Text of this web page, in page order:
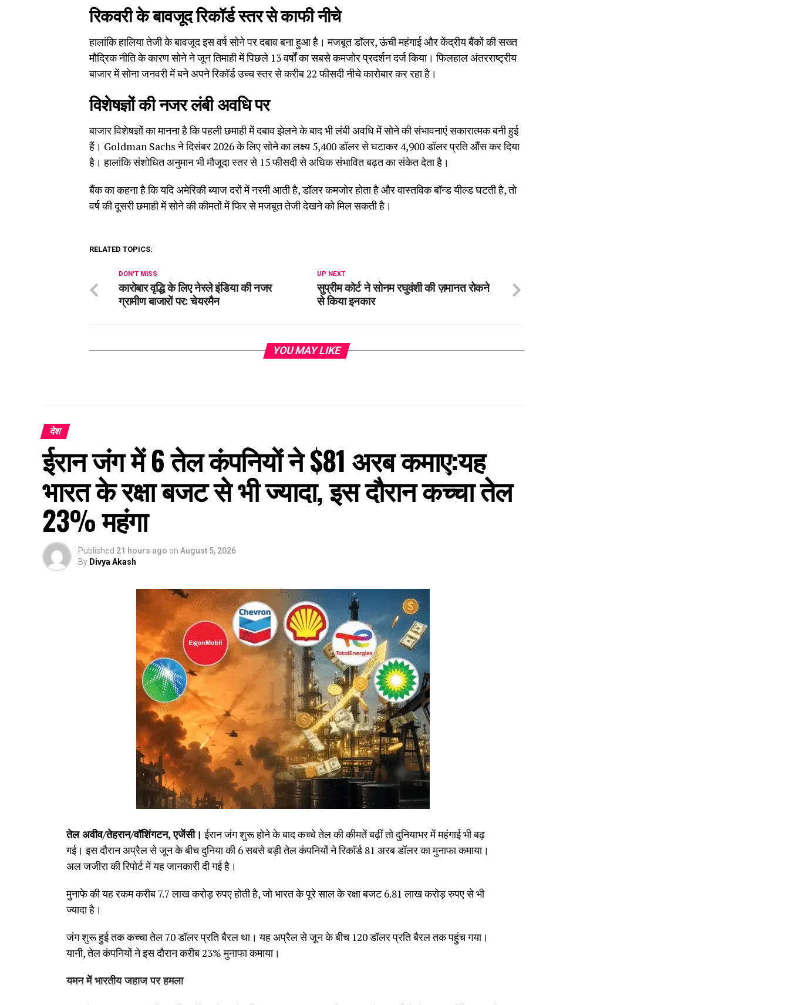
रिकवरी के बावजूद रिकॉर्ड स्तर से काफी नीचे
हालांकि हालिया तेजी के बावजूद इस वर्ष सोने पर दबाव बना हुआ है। मजबूत डॉलर, ऊंची महंगाई और केंद्रीय बैंकों की सख्त
मौद्रिक नीति के कारण सोने ने जून तिमाही में पिछले 13 वर्षों का सबसे कमजोर प्रदर्शन दर्ज किया। फिलहाल अंतरराष्ट्रीय
बाजार में सोना जनवरी में बने अपने रिकॉर्ड उच्च स्तर से करीब 22 फीसदी नीचे कारोबार कर रहा है।
विशेषज्ञों की नजर लंबी अवधि पर
बाजार विशेषज्ञों का मानना है कि पहली छमाही में दबाव झेलने के बाद भी लंबी अवधि में सोने की संभावनाएं सकारात्मक बनी हुई
हैं। Goldman Sachs ने दिसंबर 2026 के लिए सोने का लक्ष्य 5,400 डॉलर से घटाकर 4,900 डॉलर प्रति औंस कर दिया
है। हालांकि संशोधित अनुमान भी मौजूदा स्तर से 15 फीसदी से अधिक संभावित बढ़त का संकेत देता है।
बैंक का कहना है कि यदि अमेरिकी ब्याज दरों में नरमी आती है, डॉलर कमजोर होता है और वास्तविक बॉन्ड यील्ड घटती है, तो
वर्ष की दूसरी छमाही में सोने की कीमतों में फिर से मजबूत तेजी देखने को मिल सकती है।
RELATED TOPICS:
UP NEXT
सुप्रीम कोर्ट ने सोनम रघुवंशी की ज़मानत रोकने
से किया इनकार
DON'T MISS
कारोबार वृद्धि के लिए नेस्ले इंडिया की नजर
ग्रामीण बाजारों पर: चेयरमैन
YOU MAY LIKE
देश
ईरान जंग में 6 तेल कंपनियों ने $81 अरब कमाए:यह
भारत के रक्षा बजट से भी ज्यादा, इस दौरान कच्चा तेल
23% महंगा
Published 21 hours ago on August 5, 2026
By Divya Akash
तेल अवीव/तेहरान/वॉशिंगटन, एजेंसी। ईरान जंग शुरू होने के बाद कच्चे तेल की कीमतें बढ़ीं तो दुनियाभर में महंगाई भी बढ़
गई। इस दौरान अप्रैल से जून के बीच दुनिया की 6 सबसे बड़ी तेल कंपनियों ने रिकॉर्ड 81 अरब डॉलर का मुनाफा कमाया।
अल जजीरा की रिपोर्ट में यह जानकारी दी गई है।
मुनाफे की यह रकम करीब 7.7 लाख करोड़ रुपए होती है, जो भारत के पूरे साल के रक्षा बजट 6.81 लाख करोड़ रुपए से भी
ज्यादा है।
जंग शुरू हुई तक कच्चा तेल 70 डॉलर प्रति बैरल था। यह अप्रैल से जून के बीच 120 डॉलर प्रति बैरल तक पहुंच गया।
यानी, तेल कंपनियों ने इस दौरान करीब 23% मुनाफा कमाया।
यमन में भारतीय जहाज पर हमला